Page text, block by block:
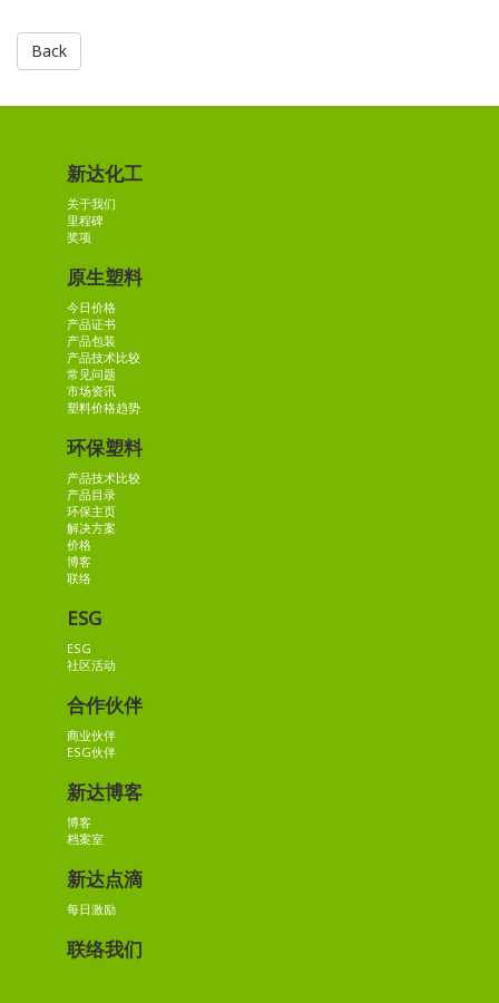
Back
新达化工
关于我们
里程碑
奖项
原生塑料
今日价格
产品证书
产品包装
产品技术比较
常见问题
市场资讯
塑料价格趋势
环保塑料
产品技术比较
产品目录
环保主页
解决方案
价格
博客
联络
ESG
ESG
社区活动
合作伙伴
商业伙伴
ESG伙伴
新达博客
博客
档案室
新达点滴
每日激励
联络我们